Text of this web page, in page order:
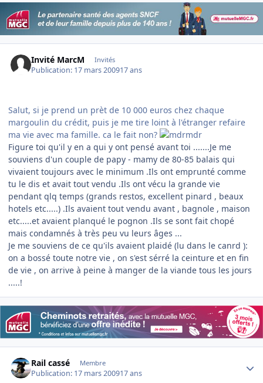
Invité MarcM Invités
Publication: 17 mars 200917 ans
Salut, si je prend un prèt de 10 000 euros chez chaque
margoulin du crédit, puis je me tire loint à l'étranger refaire
ma vie avec ma famille. ca le fait non?
Figure toi qu'il y en a qui y ont pensé avant toi .......Je me
souviens d'un couple de papy - mamy de 80-85 balais qui
vivaient toujours avec le minimum .Ils ont emprunté comme
tu le dis et avait tout vendu .Ils ont vécu la grande vie
pendant qlq temps (grands restos, excellent pinard , beaux
hotels etc.....) .Ils avaient tout vendu avant , bagnole , maison
etc.....et avaient planqué le pognon .Ils se sont fait chopé
mais condamnés à très peu vu leurs âges ...
Je me souviens de ce qu'ils avaient plaidé (lu dans le canrd ):
on a bossé toute notre vie , on s'est sérré la ceinture et en fin
de vie , on arrive à peine à manger de la viande tous les jours
.....!
Rail cassé Membre
Publication: 17 mars 200917 ans